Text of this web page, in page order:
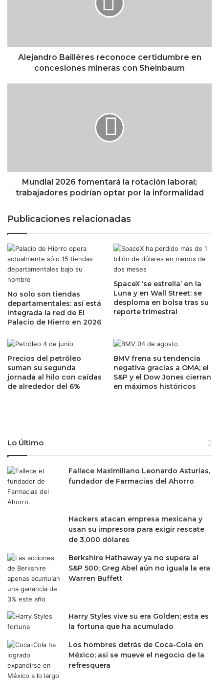
o
e
c
e
r
t
i
d
u
m
b
r
e
n
c
o
n
n
e
s
m
i
n
c
o
n
S
h
e
i
n
a
u
m
Alejandro Baillères reconoce certidumbre en
concesiones mineras con Sheinbaum
0
m
e
n
t
a
r
á
l
a
r
o
a
c
i
ó
n
r
l
;
t
r
a
d
o
r
e
s
p
o
d
í
a
n
o
Mundial 2026 fomentará la rotación laboral;
trabajadores podrían optar por la informalidad
Publicaciones relacionadas
No solo son tiendas
departamentales: así está
integrada la red de El
Palacio de Hierro en 2026
SpaceX ‘se estrella’ en la
Luna y en Wall Street: se
desploma en bolsa tras su
reporte trimestral
Precios del petróleo
suman su segunda
jornada al hilo con caídas
de alrededor del 6%
BMV frena su tendencia
negativa gracias a OMA; el
S&P y el Dow Jones cierran
en máximos históricos
Lo Último
Fallece Maximiliano Leonardo Asturias,
fundador de Farmacias del Ahorro
Hackers atacan empresa mexicana y
usan su impresora para exigir rescate
de 3,000 dólares
Berkshire Hathaway ya no supera al
S&P 500; Greg Abel aún no iguala la era
Warren Buffett
Harry Styles vive su era Golden; esta es
la fortuna que ha acumulado
Los hombres detrás de Coca-Cola en
México; así se mueve el negocio de la
refresquera